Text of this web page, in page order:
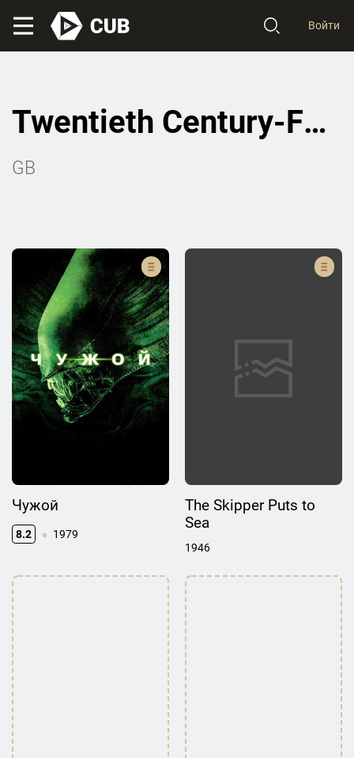
Войти
Twentieth Century-Fox Productions
GB
Чужой
8.2 1979
The Skipper Puts to
Sea
1946